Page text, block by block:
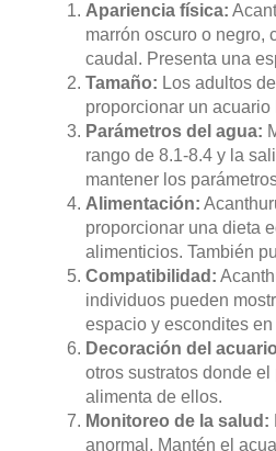
Apariencia física:
marrón oscuro o negro,
caudal. Presenta una
Tamaño: Los adultos
proporcionar un
Parámetros del agua:
rango de 8.1-8.4 y la
mantener los
Alimentación:
proporcionar una dieta
alimenticios. También
Compatibilidad:
individuos pueden
espacio y escondites
Decoración del
otros sustratos donde
alimenta de ellos.
Monitoreo de la salud:
anormal. Mantén el